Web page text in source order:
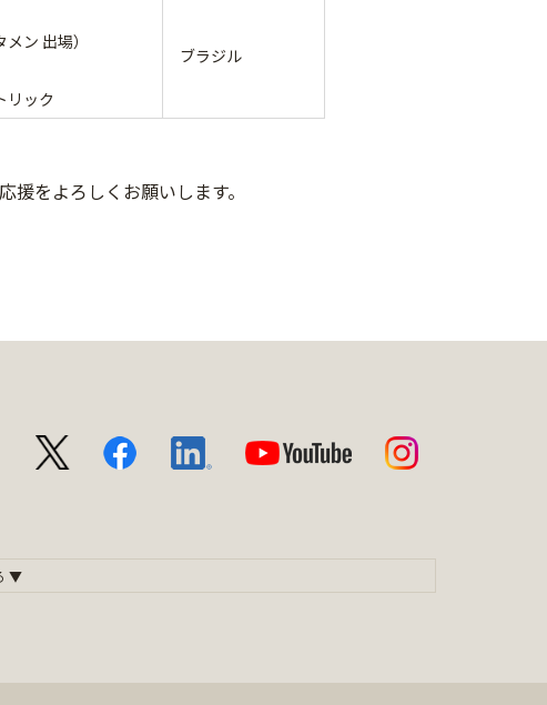
ン 出場）
リック
ブラジル
をよろしくお願いします。